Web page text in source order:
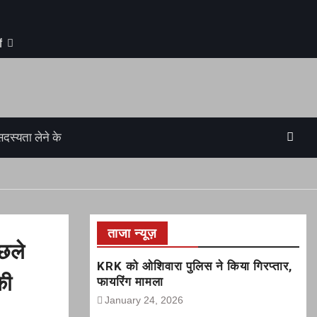
लेने के
ताजा न्यूज़
KRK को ओशिवारा पुलिस ने किया गिरप्तार,
फायरिंग मामला
January 24, 2026